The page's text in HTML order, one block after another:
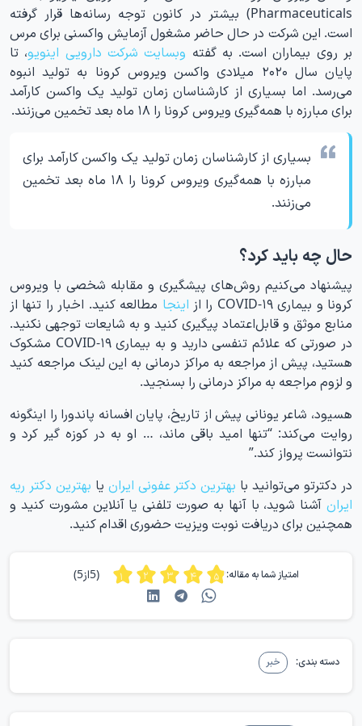
Pharmaceuticals) بیشتر در کانون توجه رسانه‌ها قرار گرفته
است. این شرکت در حال حاضر مشغول آزمایش واکسنی برای مرس
بر روی بیماران است. به گفته وبسایت شرکت دارویی اینویو، تا
پایان سال ۲۰۲۰ میلادی واکسن ویروس کرونا به تولید انبوه
می‌رسد. اما بسیاری از کارشناسان زمان تولید یک واکسن کارآمد
برای مبارزه با همه‌گیری ویروس کرونا را ۱۸ ماه بعد تخمین می‌زنند.
بسیاری از کارشناسان زمان تولید یک واکسن کارآمد برای
مبارزه با همه‌گیری ویروس کرونا را ۱۸ ماه بعد تخمین
می‌زنند.
حال چه باید کرد؟
پیشنهاد می‌کنیم روش‌های پیشگیری و مقابله شخصی با ویروس
کرونا و بیماری COVID-۱۹ را از
اینجا مطالعه کنید. اخبار را تنها از
منابع موثق و قابل‌اعتماد پیگیری کنید و به شایعات توجهی نکنید.
در صورتی که علائم تنفسی دارید و به بیماری COVID-۱۹ مشکوک
هستید، پیش از مراجعه به مراکز درمانی به این لینک مراجعه کنید
و لزوم مراجعه به مراکز درمانی را بسنجید.
هسیود، شاعر یونانی پیش از تاریخ، پایان افسانه پاندورا را اینگونه
روایت می‌کند: “تنها امید باقی ماند، … او به در کوزه گیر کرد و
نتوانست پرواز کند.”
در دکترتو می‌توانید با بهترین دکتر عفونی ایران یا بهترین دکتر ریه
ایران آشنا شوید، با آنها به صورت تلفنی یا آنلاین مشورت کنید و
همچنین برای دریافت نوبت ویزیت حضوری اقدام کنید.
امتیاز شما به مقاله: (5از5)
دسته بندی: خبر